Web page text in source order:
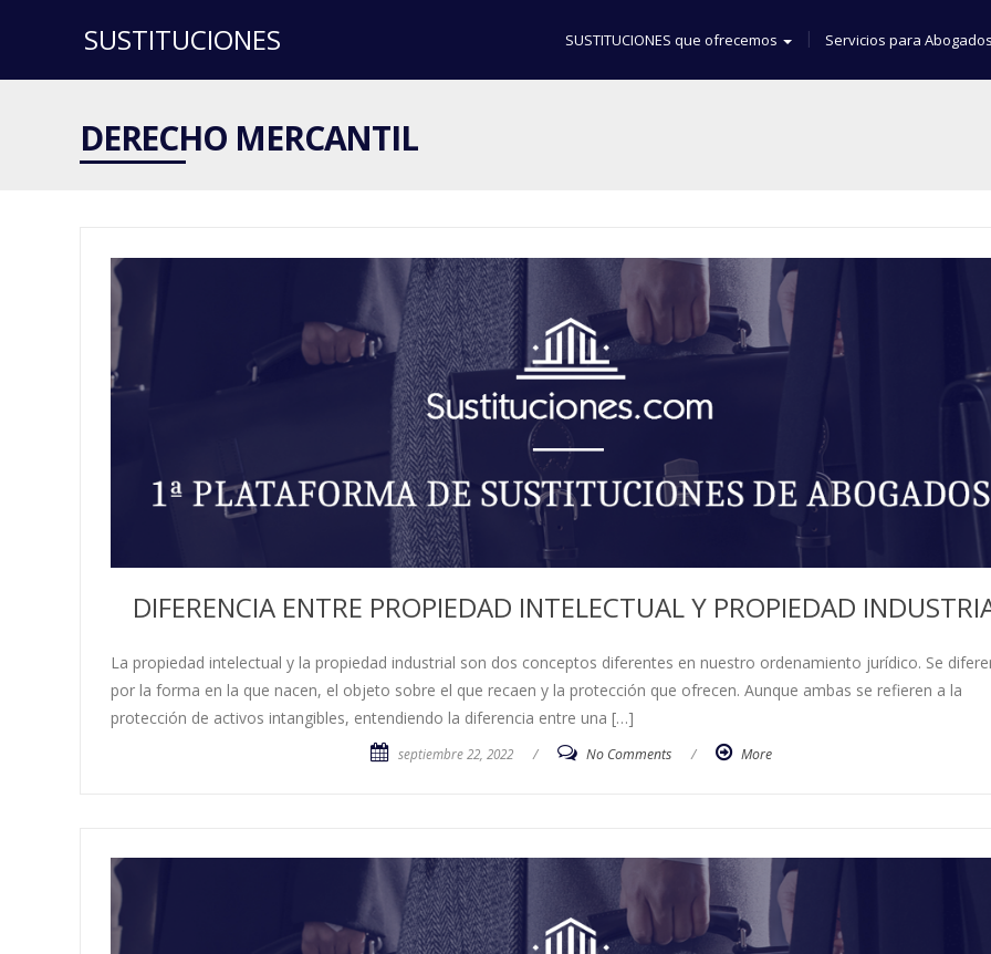
SUSTITUCIONES SUSTITUCIONES que ofrecemos Servicios para
DERECHO MERCANTIL
DIFERENCIA ENTRE PROPIEDAD INTELECTUAL Y PROPIEDAD
La propiedad intelectual y la propiedad industrial son dos conceptos diferentes en nuestro ordenamiento jurídico. Se
por la forma en la que nacen, el objeto sobre el que recaen y la protección que ofrecen. Aunque ambas se refieren a la
protección de activos intangibles, entendiendo la diferencia entre una […]
septiembre 22, 2022 / No Comments / More